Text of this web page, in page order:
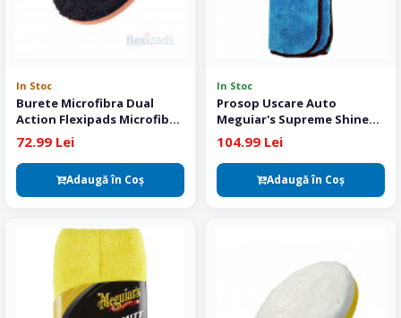
In Stoc
Burete Microfibra Dual
Action Flexipads Microfiber
Cutting Pad 150 mm
72.99 Lei
Adaugă în Coş
In Stoc
Prosop Uscare Auto
Meguiar's Supreme Shine
Drying Towel
104.99 Lei
Adaugă în Coş